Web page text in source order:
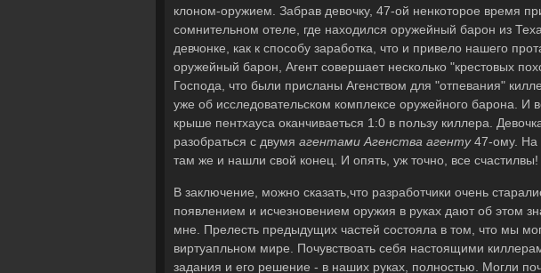
клоном-оружием. Забрав девочку, 47-ой ненкоторое время
сомнительном отеле, где находился оружейный барон из
девчонке, как к способу заработка, что и привело нашего
оружейный барон, Агент совершает несколько "крестовых
Господа, что были присланы Агенством для "отпевания"
уже об исследовательском комплексе оружейного барона. И
крыше пентхауса оканчиваеться 1:0 в пользу киллера.
разобраться с двумя агентами Агенства агенту47-ому. На
там же и нашли свой конец. И опять, уж точно, все счастилвы!
В заключение, можно сказать,что разработчики очень
появлением и исчезновением оружия в руках дают об этом
мне. Прелесть предыдущих частей состояла в том, что мы
виртуапльном мире. Почувствоать себя настоящими
задания и его решение - в наших руках, полностью. Могли